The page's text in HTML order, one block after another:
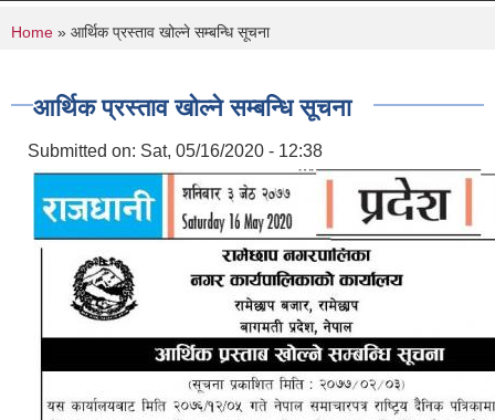
You are here
Home » आर्थिक प्रस्ताव खोल्ने सम्बन्धि सूचना
आर्थिक प्रस्ताव खोल्ने सम्बन्धि सूचना
Submitted on: Sat, 05/16/2020 - 12:38